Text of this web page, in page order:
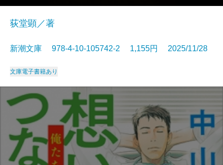
荻堂顕／著
新潮文庫 978-4-10-105742-2 1,155円 2025/11/28
文庫電子書籍あり